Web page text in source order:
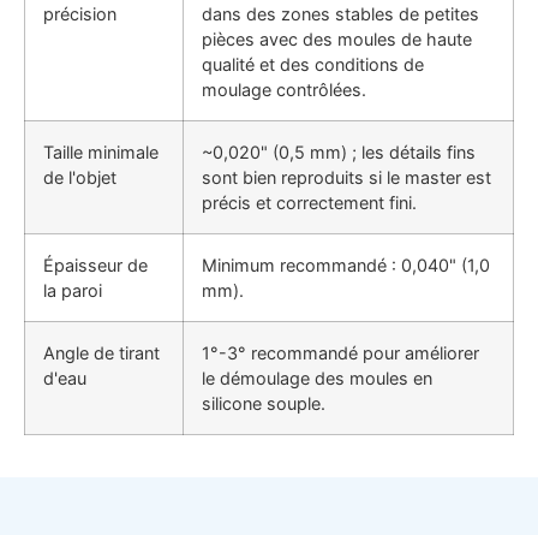
précision
dans des zones stables de petites
pièces avec des moules de haute
qualité et des conditions de
moulage contrôlées.
Taille minimale
de l'objet
~0,020" (0,5 mm) ; les détails fins
sont bien reproduits si le master est
précis et correctement fini.
Épaisseur de
la paroi
Minimum recommandé : 0,040" (1,0
mm).
Angle de tirant
d'eau
1°-3° recommandé pour améliorer
le démoulage des moules en
silicone souple.